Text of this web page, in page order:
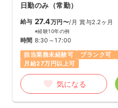
日勤のみ（常勤）
給与 27.4万円〜/月 賞与2.2ヶ月
※経験10年の例
時間 8:30～17:00
担当業務未経験可
ブランク可
月給27万円以上可
気になる